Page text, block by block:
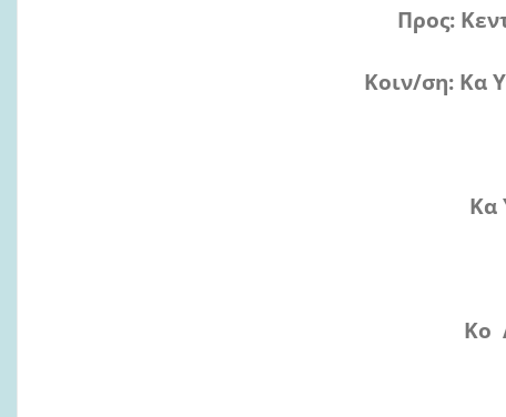
Προς: Κεντρική
Κοιν/ση: Κα Υπουργό
Γεροβασίλη
Κα Υφυπουργό
Παπακώστα
Κο Αρχηγό
Ματθαιόπουλο